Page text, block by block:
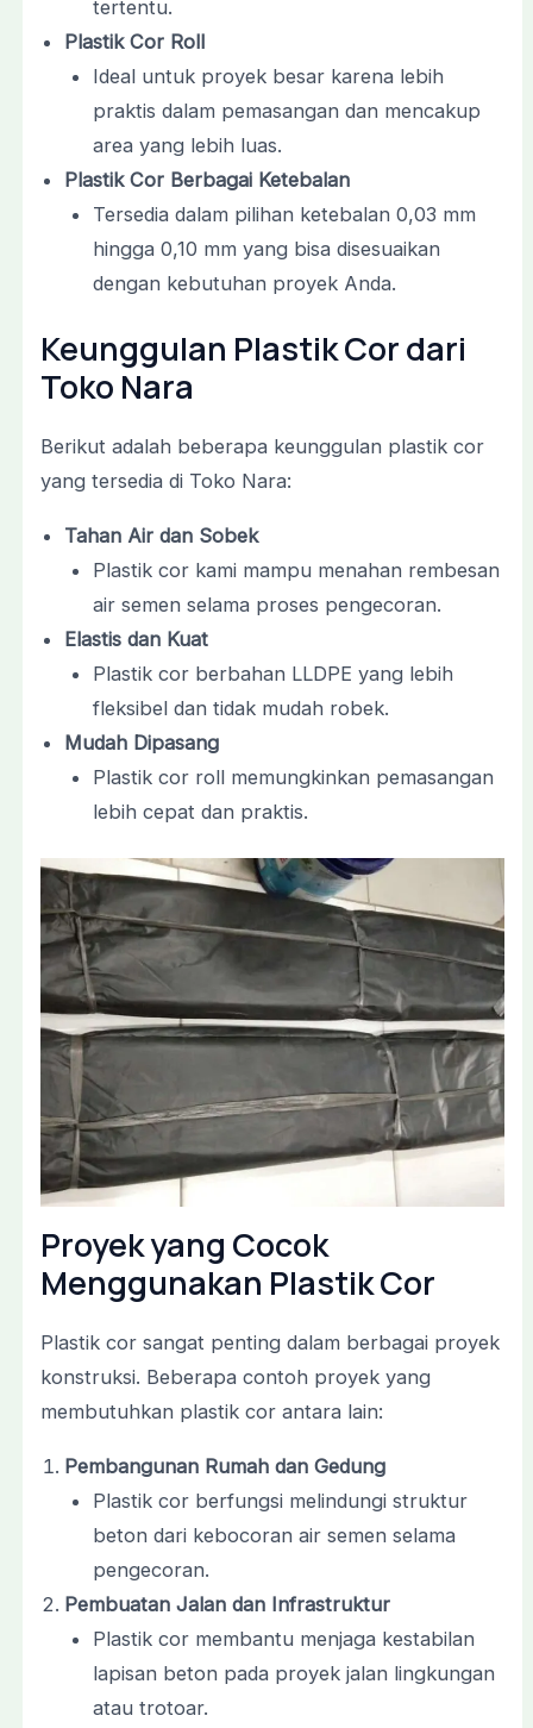
tertentu.
Plastik Cor Roll
Ideal untuk proyek besar karena lebih
praktis dalam pemasangan dan mencakup
area yang lebih luas.
Plastik Cor Berbagai Ketebalan
Tersedia dalam pilihan ketebalan 0,03 mm
hingga 0,10 mm yang bisa disesuaikan
dengan kebutuhan proyek Anda.
Keunggulan Plastik Cor dari
Toko Nara
Berikut adalah beberapa keunggulan plastik cor
yang tersedia di Toko Nara:
Tahan Air dan Sobek
Plastik cor kami mampu menahan rembesan
air semen selama proses pengecoran.
Elastis dan Kuat
Plastik cor berbahan LLDPE yang lebih
fleksibel dan tidak mudah robek.
Mudah Dipasang
Plastik cor roll memungkinkan pemasangan
lebih cepat dan praktis.
Proyek yang Cocok
Menggunakan Plastik Cor
Plastik cor sangat penting dalam berbagai proyek
konstruksi. Beberapa contoh proyek yang
membutuhkan plastik cor antara lain:
Pembangunan Rumah dan Gedung
Plastik cor berfungsi melindungi struktur
beton dari kebocoran air semen selama
pengecoran.
Pembuatan Jalan dan Infrastruktur
Plastik cor membantu menjaga kestabilan
lapisan beton pada proyek jalan lingkungan
atau trotoar.